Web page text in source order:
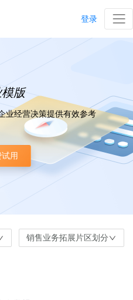
登录
版
业经营决策提供有效参考
用
销售业务拓展片区划分